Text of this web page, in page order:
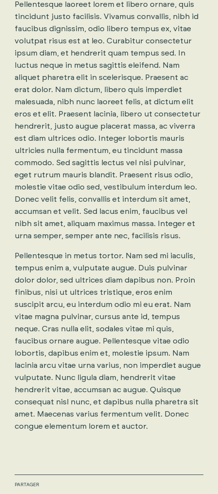
Pellentesque laoreet lorem et libero ornare, quis
tincidunt justo facilisis. Vivamus convallis, nibh id
faucibus dignissim, odio libero tempus ex, vitae
volutpat risus est at leo. Curabitur consectetur
ipsum diam, et hendrerit quam tempus sed. In
luctus neque in metus sagittis eleifend. Nam
aliquet pharetra elit in scelerisque. Praesent ac
erat dolor. Nam dictum, libero quis imperdiet
malesuada, nibh nunc laoreet felis, at dictum elit
eros et elit. Praesent lacinia, libero ut consectetur
hendrerit, justo augue placerat massa, ac viverra
est diam ultrices odio. Integer lobortis mauris
ultricies nulla fermentum, eu tincidunt massa
commodo. Sed sagittis lectus vel nisi pulvinar,
eget rutrum mauris blandit. Praesent risus odio,
molestie vitae odio sed, vestibulum interdum leo.
Donec velit felis, convallis et interdum sit amet,
accumsan et velit. Sed lacus enim, faucibus vel
nibh sit amet, aliquam maximus massa. Integer et
urna semper, semper ante nec, facilisis risus.
Pellentesque in metus tortor. Nam sed mi iaculis,
tempus enim a, vulputate augue. Duis pulvinar
dolor dolor, sed ultrices diam dapibus non. Proin
finibus, nisi ut ultrices tristique, eros enim
suscipit arcu, eu interdum odio mi eu erat. Nam
vitae magna pulvinar, cursus ante id, tempus
neque. Cras nulla elit, sodales vitae mi quis,
faucibus ornare augue. Pellentesque vitae odio
lobortis, dapibus enim et, molestie ipsum. Nam
lacinia arcu vitae urna varius, non imperdiet augue
vulputate. Nunc ligula diam, hendrerit vitae
hendrerit vitae, accumsan ac augue. Quisque
consequat nisl nunc, et dapibus nulla pharetra sit
amet. Maecenas varius fermentum velit. Donec
congue elementum lorem et auctor.
PARTAGER